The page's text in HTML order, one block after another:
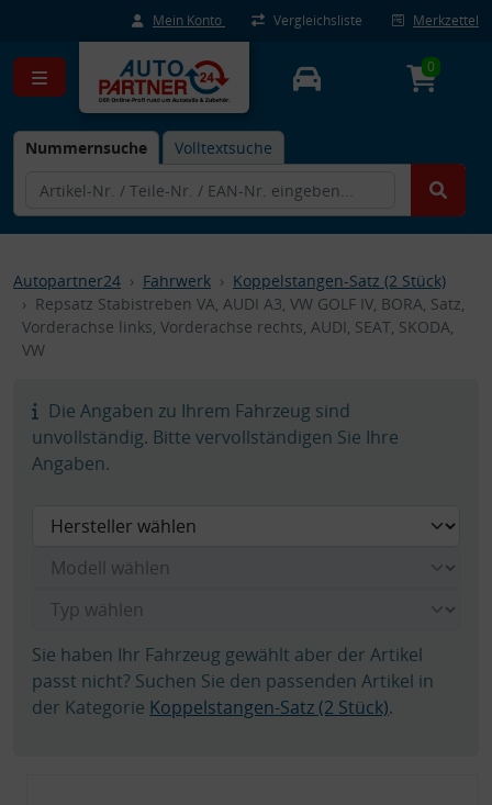
Mein Konto Vergleichsliste Merkzettel
Nummernsuche Volltextsuche
0
Autopartner24 Fahrwerk
Koppelstangen-Satz (2 Stück)
Repsatz Stabistreben VA, AUDI A3, VW GOLF IV, BORA, Satz,
Vorderachse links, Vorderachse rechts, AUDI, SEAT, SKODA,
VW
Die Angaben zu Ihrem Fahrzeug sind
unvollständig. Bitte vervollständigen Sie Ihre
Angaben.
Sie haben Ihr Fahrzeug gewählt aber der Artikel
passt nicht? Suchen Sie den passenden Artikel in
der Kategorie Koppelstangen-Satz (2 Stück).